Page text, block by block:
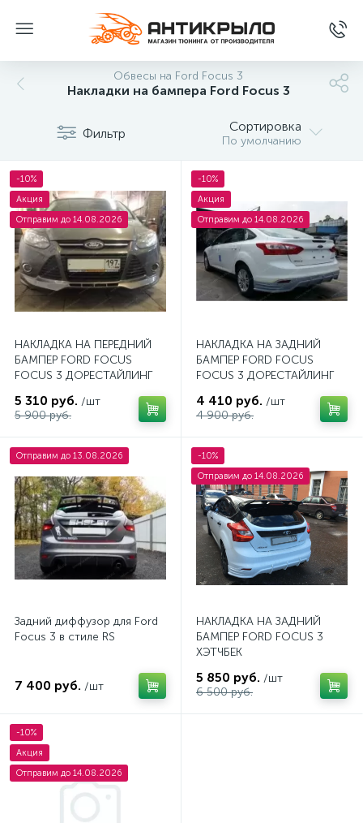
Обвесы на Ford Focus 3
Накладки на бампера Ford Focus 3
Фильтр Сортировка
По умолчанию
-10%
Акция
Отправим до 14.08.2026
НАКЛАДКА НА ПЕРЕДНИЙ
БАМПЕР FORD FOCUS
FOCUS 3 ДОРЕСТАЙЛИНГ
5 310 руб. /шт
5 900 руб.
-10%
Акция
Отправим до 14.08.2026
НАКЛАДКА НА ЗАДНИЙ
БАМПЕР FORD FOCUS
FOCUS 3 ДОРЕСТАЙЛИНГ
4 410 руб. /шт
4 900 руб.
Отправим до 13.08.2026
Задний диффузор для Ford
Focus 3 в стиле RS
7 400 руб. /шт
-10%
Отправим до 14.08.2026
НАКЛАДКА НА ЗАДНИЙ
БАМПЕР FORD FOCUS 3
ХЭТЧБЕК
5 850 руб. /шт
6 500 руб.
-10%
Акция
Отправим до 14.08.2026